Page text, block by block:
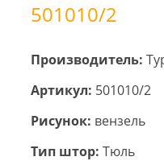
501010/2
Производитель:
Артикул: 501010/2
Рисунок: вензель
Тип штор: Тюль